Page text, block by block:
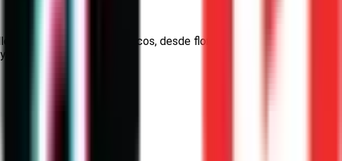
de elementos simbólicos, desde flores de cempasúchil hasta
de los muertos.